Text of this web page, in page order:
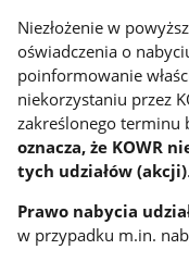
Niezłożenie w
oświadczenia o
poinformowanie
niekorzystaniu przez
zakreślonego terminu
oznacza, że KOWR
tych udziałów (akcji).
Prawo nabycia
w przypadku m.in.